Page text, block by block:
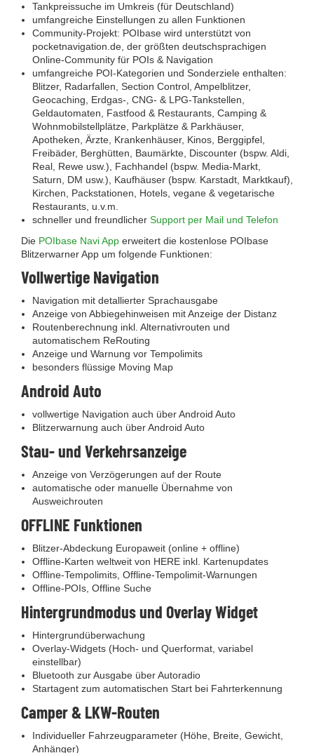
Tankpreissuche im Umkreis (für Deutschland)
umfangreiche Einstellungen zu allen Funktionen
Community-Projekt: POIbase wird unterstützt von
pocketnavigation.de, der größten deutschsprachigen
Online-Community für POIs & Navigation
umfangreiche POI-Kategorien und Sonderziele enthalten:
Blitzer, Radarfallen, Section Control, Ampelblitzer,
Geocaching, Erdgas-, CNG- & LPG-Tankstellen,
Geldautomaten, Fastfood & Restaurants, Camping &
Wohnmobilstellplätze, Parkplätze & Parkhäuser,
Apotheken, Ärzte, Krankenhäuser, Kinos, Berggipfel,
Freibäder, Berghütten, Baumärkte, Discounter (bspw. Aldi,
Real, Rewe usw.), Fachhandel (bspw. Media-Markt,
Saturn, DM usw.), Kaufhäuser (bspw. Karstadt, Marktkauf),
Kirchen, Packstationen, Hotels, vegane & vegetarische
Restaurants, u.v.m.
schneller und freundlicher Support per Mail und Telefon
Die POIbase Navi App erweitert die kostenlose POIbase
Blitzerwarner App um folgende Funktionen:
Vollwertige Navigation
Navigation mit detallierter Sprachausgabe
Anzeige von Abbiegehinweisen mit Anzeige der Distanz
Routenberechnung inkl. Alternativrouten und
automatischem ReRouting
Anzeige und Warnung vor Tempolimits
besonders flüssige Moving Map
Android Auto
vollwertige Navigation auch über Android Auto
Blitzerwarnung auch über Android Auto
Stau- und Verkehrsanzeige
Anzeige von Verzögerungen auf der Route
automatische oder manuelle Übernahme von
Ausweichrouten
OFFLINE Funktionen
Blitzer-Abdeckung Europaweit (online + offline)
Offline-Karten weltweit von HERE inkl. Kartenupdates
Offline-Tempolimits, Offline-Tempolimit-Warnungen
Offline-POIs, Offline Suche
Hintergrundmodus und Overlay Widget
Hintergrundüberwachung
Overlay-Widgets (Hoch- und Querformat, variabel
einstellbar)
Bluetooth zur Ausgabe über Autoradio
Startagent zum automatischen Start bei Fahrterkennung
Camper & LKW-Routen
Individueller Fahrzeugparameter (Höhe, Breite, Gewicht,
Anhänger)